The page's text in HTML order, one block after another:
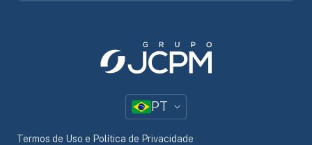
PT
Termos de Uso e Política de Privacidade